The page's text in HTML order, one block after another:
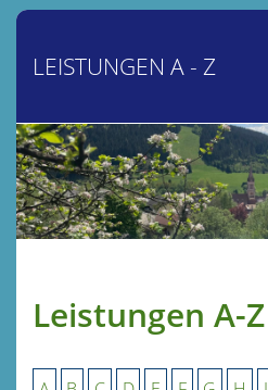
LEISTUNGEN A - Z
Leistungen A-Z